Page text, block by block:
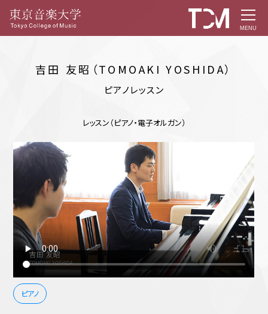
MENU
吉田 友昭（TOMOAKI YOSHIDA）
ピアノレッスン
レッスン（ピアノ・電子オルガン）
ピアノ